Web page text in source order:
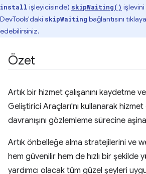
install işleyicisinde) skipWaiting() işlevini
DevTools'daki skipWaiting bağlantısını
edebilirsiniz.
Özet
Artık bir hizmet çalışanını kaydetme
Geliştirici Araçları'nı kullanarak hizmet
davranışını gözlemleme sürecine aşina
Artık önbelleğe alma stratejilerini ve
hem güvenilir hem de hızlı bir şekilde
yardımcı olacak tüm güzel şeyleri